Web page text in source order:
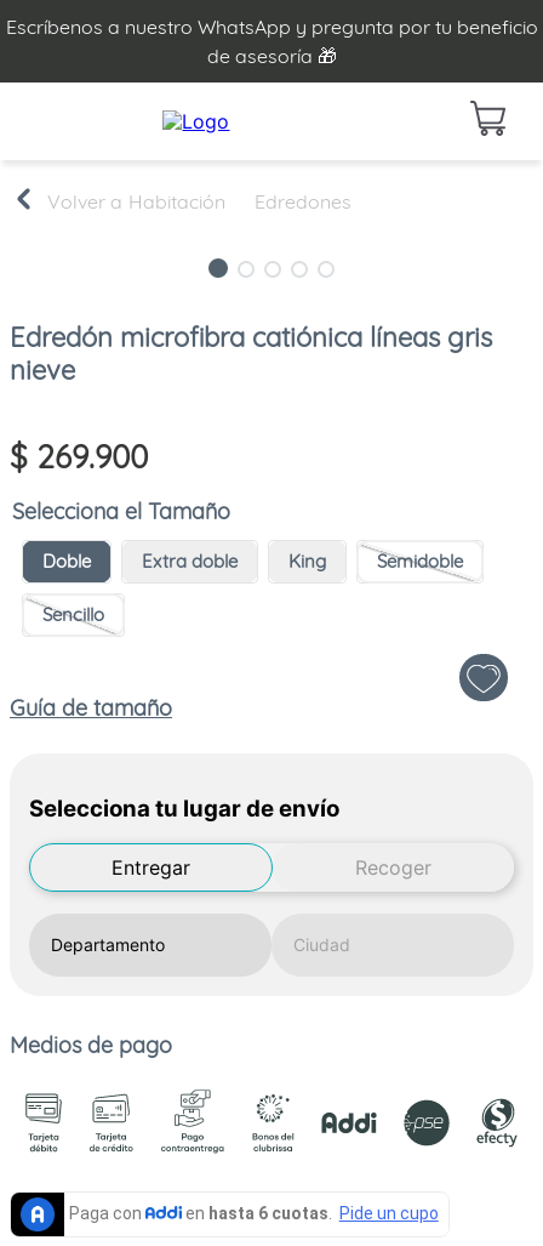
Escríbenos a nuestro WhatsApp y pregunta por tu beneficio
de asesoría 🎁
Habitación Edredones
Edredón microfibra catiónica líneas gris
nieve
$ 269.900
Tamaño
Doble Extra doble King Semidoble
Sencillo
Guía de tamaño
Selecciona tu lugar de envío
Entregar Recoger
Medios de pago